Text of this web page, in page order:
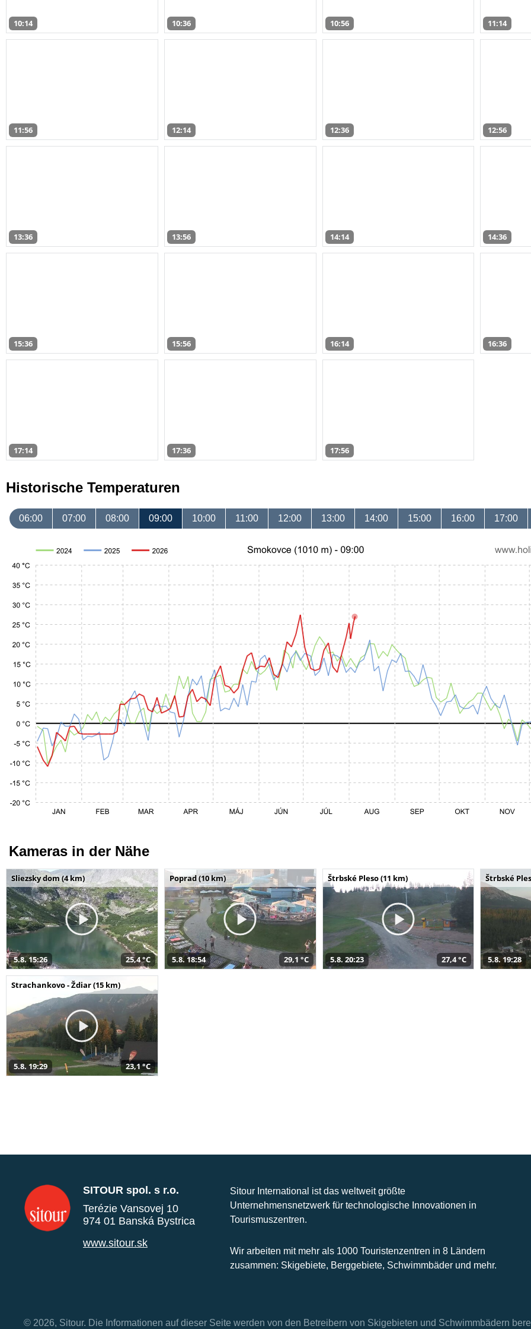
10:14 10:36 10:56 11:14
11:56 12:14 12:36 12:56
13:36 13:56 14:14 14:36
15:36 15:56 16:14 16:36
17:14 17:36 17:56
Historische Temperaturen
06:00 07:00 08:00 09:00 10:00 11:00 12:00 13:00 14:00 15:00 16:00 17:00
Kameras in der Nähe
Sliezsky dom (4 km)
5.8. 15:26 25,4 °C
Poprad (10 km)
5.8. 18:54 29,1 °C
Štrbské Pleso (11 km)
5.8. 20:23 27,4 °C
Štrbské
5.8. 19:28
Strachankovo - Ždiar (15 km)
5.8. 19:29 23,1 °C
SITOUR spol. s r.o.
Terézie Vansovej 10
974 01 Banská Bystrica
www.sitour.sk
Sitour International ist das weltweit größte
Unternehmensnetzwerk für technologische Innovationen in
Tourismuszentren.
Wir arbeiten mit mehr als 1000 Touristenzentren in 8 Ländern
zusammen: Skigebiete, Berggebiete, Schwimmbäder und mehr.
© 2026, Sitour. Die Informationen auf dieser Seite werden von den Betreibern von Skigebieten und Schwimmbädern